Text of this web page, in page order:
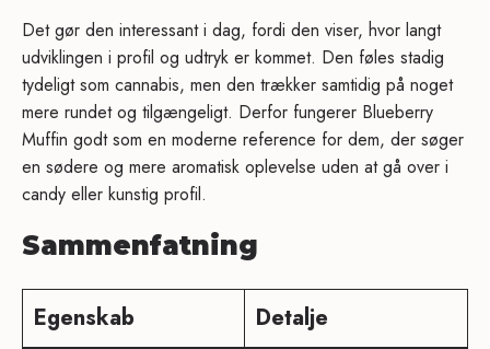
Det gør den interessant i dag, fordi den viser, hvor langt
udviklingen i profil og udtryk er kommet. Den føles stadig
tydeligt som cannabis, men den trækker samtidig på noget
mere rundet og tilgængeligt. Derfor fungerer Blueberry
Muffin godt som en moderne reference for dem, der søger
en sødere og mere aromatisk oplevelse uden at gå over i
candy eller kunstig profil.
Sammenfatning
Egenskab Detalje